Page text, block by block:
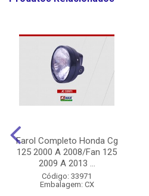
Farol Completo Honda Cg
125 2000 A 2008/Fan 125
2009 A 2013 ...
Código: 33971
Embalagem: CX